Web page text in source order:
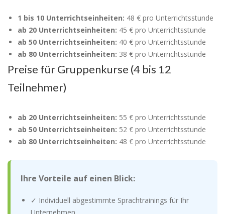
1 bis 10 Unterrichtseinheiten: 48 € pro Unterrichtsstunde
ab 20 Unterrichtseinheiten: 45 € pro Unterrichtsstunde
ab 50 Unterrichtseinheiten: 40 € pro Unterrichtsstunde
ab 80 Unterrichtseinheiten: 38 € pro Unterrichtsstunde
Preise für Gruppenkurse (4 bis 12
Teilnehmer)
ab 20 Unterrichtseinheiten: 55 € pro Unterrichtsstunde
ab 50 Unterrichtseinheiten: 52 € pro Unterrichtsstunde
ab 80 Unterrichtseinheiten: 48 € pro Unterrichtsstunde
Ihre Vorteile auf einen Blick:
✓ Individuell abgestimmte Sprachtrainings für Ihr